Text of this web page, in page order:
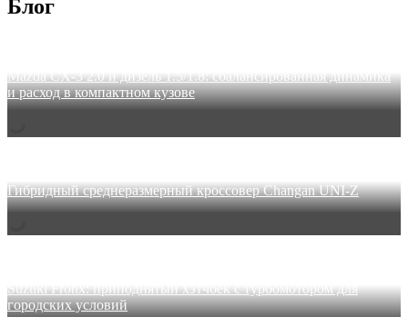
Блог
Mazda CX-3 2.0 и дизель 1.5/1.8: сбалансированная динамика
и расход в компактном кузове
Гибридный среднеразмерный кроссовер Changan UNI-Z
Suzuki Fronx: приподнятый хэтчбек с турбомотором для
городских условий